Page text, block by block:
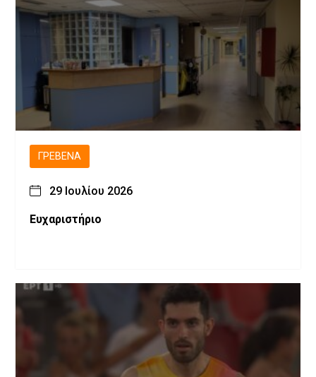
ΓΡΕΒΕΝΆ
29 Ιουλίου 2026
Ευχαριστήριο